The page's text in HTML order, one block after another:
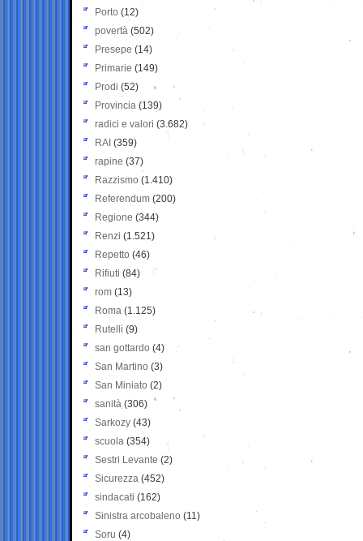
Porto (12)
povertà (502)
Presepe (14)
Primarie (149)
Prodi (52)
Provincia (139)
radici e valori (3.682)
RAI (359)
rapine (37)
Razzismo (1.410)
Referendum (200)
Regione (344)
Renzi (1.521)
Repetto (46)
Rifiuti (84)
rom (13)
Roma (1.125)
Rutelli (9)
san gottardo (4)
San Martino (3)
San Miniato (2)
sanità (306)
Sarkozy (43)
scuola (354)
Sestri Levante (2)
Sicurezza (452)
sindacati (162)
Sinistra arcobaleno (11)
Soru (4)